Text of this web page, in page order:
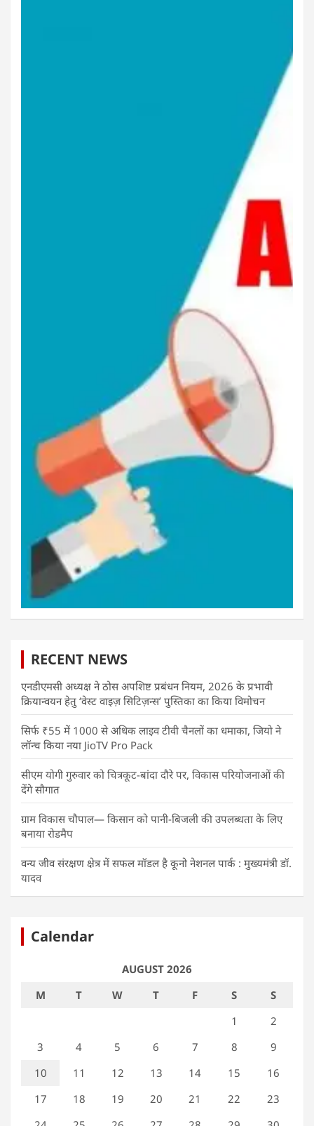
RECENT NEWS
एनडीएमसी अध्यक्ष ने ठोस अपशिष्ट प्रबंधन नियम, 2026 के प्रभावी
क्रियान्वयन हेतु ‘वेस्ट वाइज़ सिटिज़न्स’ पुस्तिका का किया विमोचन
सिर्फ ₹55 में 1000 से अधिक लाइव टीवी चैनलों का धमाका, जियो ने
लॉन्च किया नया JioTV Pro Pack
सीएम योगी गुरुवार को चित्रकूट-बांदा दौरे पर, विकास परियोजनाओं की
देंगे सौगात
ग्राम विकास चौपाल— किसान को पानी-बिजली की उपलब्धता के लिए
बनाया रोडमैप
वन्य जीव संरक्षण क्षेत्र में सफल मॉडल है कूनो नेशनल पार्क : मुख्यमंत्री डॉ.
यादव
Calendar
AUGUST 2026
M
T W T F S
S
1
2
3
4 5 6 7 8
9
10
11 12 13 14 15
16
17
18 19 20 21 22
23